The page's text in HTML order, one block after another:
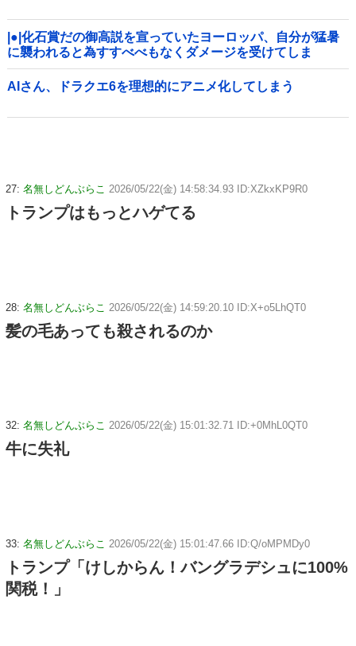
|●|化石賞だの御高説を宣っていたヨーロッパ、自分が猛暑
に襲われると為すすべべもなくダメージを受けてしま
い……
AIさん、ドラクエ6を理想的にアニメ化してしまう
27: 名無しどんぶらこ 2026/05/22(金) 14:58:34.93 ID:XZkxKP9R0
トランプはもっとハゲてる
28: 名無しどんぶらこ 2026/05/22(金) 14:59:20.10 ID:X+o5LhQT0
髪の毛あっても殺されるのか
32: 名無しどんぶらこ 2026/05/22(金) 15:01:32.71 ID:+0MhL0QT0
牛に失礼
33: 名無しどんぶらこ 2026/05/22(金) 15:01:47.66 ID:Q/oMPMDy0
トランプ「けしからん！バングラデシュに100%
関税！」